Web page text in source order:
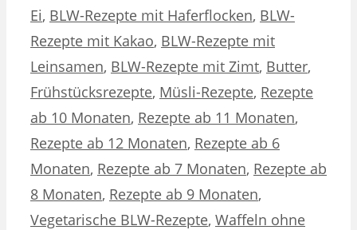
Ei, BLW-Rezepte mit Haferflocken, BLW-
Rezepte mit Kakao, BLW-Rezepte mit
Leinsamen, BLW-Rezepte mit Zimt, Butter,
Frühstücksrezepte, Müsli-Rezepte, Rezepte
ab 10 Monaten, Rezepte ab 11 Monaten,
Rezepte ab 12 Monaten, Rezepte ab 6
Monaten, Rezepte ab 7 Monaten, Rezepte ab
8 Monaten, Rezepte ab 9 Monaten,
Vegetarische BLW-Rezepte, Waffeln ohne